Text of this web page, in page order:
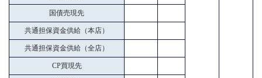
国債売現先
共通担保資金供給（本店）
共通担保資金供給（全店）
CP買現先